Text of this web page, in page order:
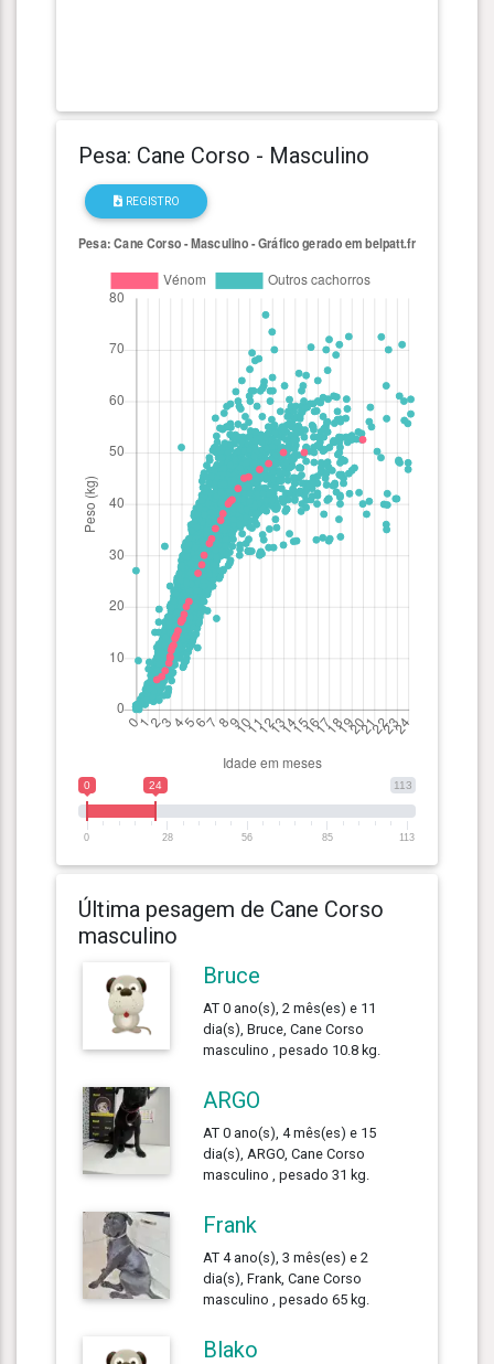
Pesa: Cane Corso - Masculino
REGISTRO
113
0 24
0 28 56 85 113
Última pesagem de Cane Corso
masculino
Bruce
AT 0 ano(s), 2 mês(es) e 11
dia(s), Bruce, Cane Corso
masculino , pesado 10.8 kg.
ARGO
AT 0 ano(s), 4 mês(es) e 15
dia(s), ARGO, Cane Corso
masculino , pesado 31 kg.
Frank
AT 4 ano(s), 3 mês(es) e 2
dia(s), Frank, Cane Corso
masculino , pesado 65 kg.
Blako